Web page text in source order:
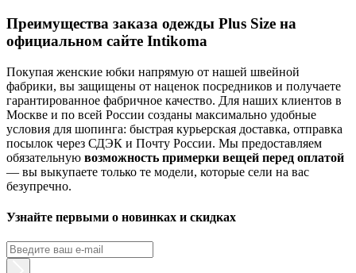
Преимущества заказа одежды Plus Size на
официальном сайте Intikoma
Покупая женские юбки напрямую от нашей швейной
фабрики, вы защищены от наценок посредников и получаете
гарантированное фабричное качество. Для наших клиентов в
Москве и по всей России созданы максимально удобные
условия для шопинга: быстрая курьерская доставка, отправка
посылок через СДЭК и Почту России. Мы предоставляем
обязательную возможность примерки вещей перед оплатой
— вы выкупаете только те модели, которые сели на вас
безупречно.
Узнайте первыми о новинках и скидках